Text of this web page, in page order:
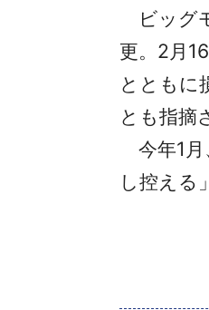
ビッグ
更。2月
とともに
とも指摘
今年1月
し控える